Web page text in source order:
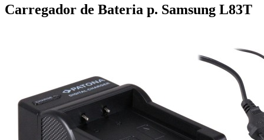
Carregador de Bateria p. Samsung L83T